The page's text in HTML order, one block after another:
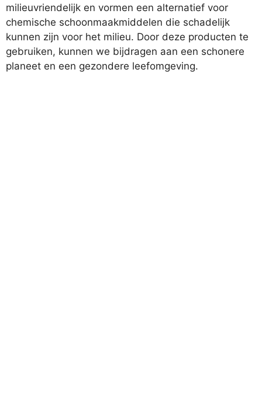
milieuvriendelijk en vormen een alternatief voor
chemische schoonmaakmiddelen die schadelijk
kunnen zijn voor het milieu. Door deze producten te
gebruiken, kunnen we bijdragen aan een schonere
planeet en een gezondere leefomgeving.